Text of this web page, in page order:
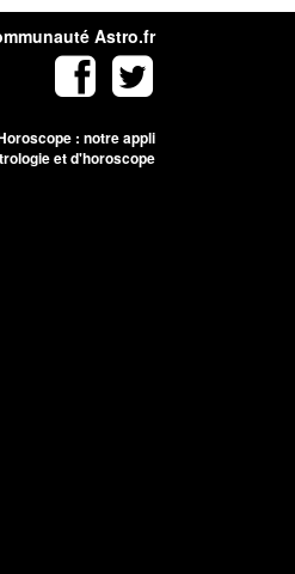
Astro.fr
: notre appli
et d'horoscope